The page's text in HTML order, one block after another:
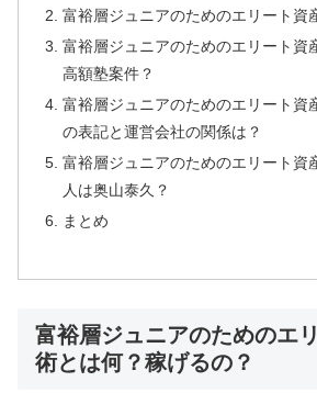
富裕層ジュニアのためのエリート資
富裕層ジュニアのためのエリート資
高額塾案件？
富裕層ジュニアのためのエリート資
の表記と運営会社の関係は？
富裕層ジュニアのためのエリート資
人は奥山泰久？
まとめ
富裕層ジュニアのためのエ
術とは何？稼げるの？